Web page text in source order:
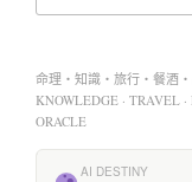
命理・知識・旅行・餐酒
KNOWLEDGE · TRAVEL
ORACLE
AI DESTINY